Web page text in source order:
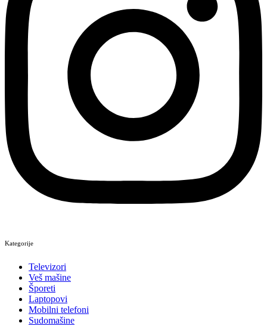
Kategorije
Televizori
Veš mašine
Šporeti
Laptopovi
Mobilni telefoni
Sudomašine